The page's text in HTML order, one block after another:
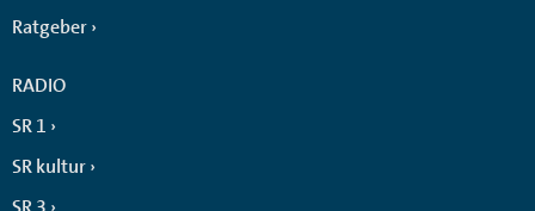
Ratgeber
RADIO
SR 1
SR kultur